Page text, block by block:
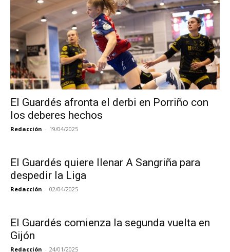
El Guardés afronta el derbi en Porriño con
los deberes hechos
Redacción - 19/04/2025
El Guardés quiere llenar A Sangriña para
despedir la Liga
Redacción - 02/04/2025
El Guardés comienza la segunda vuelta en
Gijón
Redacción - 24/01/2025